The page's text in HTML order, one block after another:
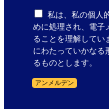
ア
ド
レ
ス
ニ
ー
私は、私の個人
めに処理され、電子
ることを理解して
にわたっていかなる
るものとします。
アンメルデン